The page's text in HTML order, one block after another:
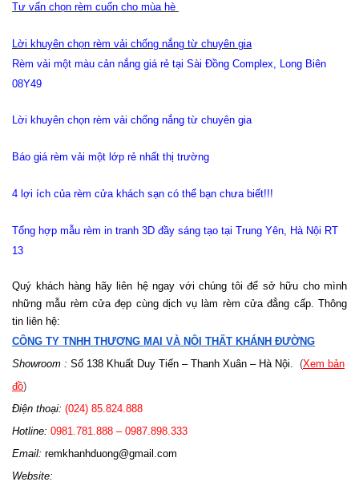
Tư vấn chọn rèm cuốn cho mùa hè
Lời khuyên chọn rèm vải chống nắng từ chuyên gia
Rèm vải một màu cản nắng giá rẻ tại Sài Đồng Complex, Long Biên
08Y49
Lời khuyên chọn rèm vải chống nắng từ chuyên gia
Báo giá rèm vải một lớp rẻ nhất thị trường
4 lợi ích của rèm cửa khách sạn có thể bạn chưa biết!!!
Tổng hợp mẫu rèm in tranh 3D đầy sáng tạo tại Trung Yên, Hà Nội RT
13
Quý khách hàng hãy liên hệ ngay với chúng tôi để sở hữu cho mình
những mẫu rèm cửa đẹp cùng dịch vụ làm rèm cửa đẳng cấp. Thông
tin liên hệ:
CÔNG TY TNHH THƯƠNG MẠI VÀ NỘI THẤT KHÁNH ĐƯỜNG
Showroom : Số 138 Khuất Duy Tiến – Thanh Xuân – Hà Nội. (Xem bản
đồ)
Điện thoại: (024) 85.824.888
Hotline: 0981.781.888 – 0987.898.333
Email: remkhanhduong@gmail.com
Website: